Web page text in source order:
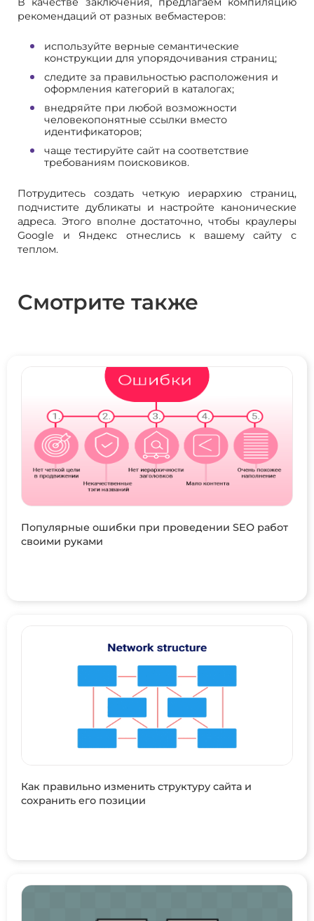
рекомендаций от разных вебмастеров:
используйте верные семантические
конструкции для упорядочивания страниц;
следите за правильностью расположения и
оформления категорий в каталогах;
внедряйте при любой возможности
человекопонятные ссылки вместо
идентификаторов;
чаще тестируйте сайт на соответствие
требованиям поисковиков.
Потрудитесь создать четкую иерархию страниц,
подчистите дубликаты и настройте канонические
адреса. Этого вполне достаточно, чтобы краулеры
Google и Яндекс отнеслись к вашему сайту с
теплом.
Смотрите также
Популярные ошибки при проведении SEO работ
своими руками
Как правильно изменить структуру сайта и
сохранить его позиции